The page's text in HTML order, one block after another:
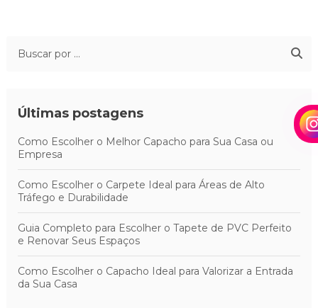
Últimas postagens
Como Escolher o Melhor Capacho para Sua Casa ou
Empresa
Como Escolher o Carpete Ideal para Áreas de Alto
Tráfego e Durabilidade
Guia Completo para Escolher o Tapete de PVC Perfeito
e Renovar Seus Espaços
Como Escolher o Capacho Ideal para Valorizar a Entrada
da Sua Casa